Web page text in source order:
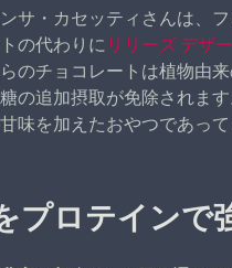
サ・カセッティさんは、
の代わりに リリーズ デザ
のチョコレートは植物由
の追加摂取が免除されま
味を加えたおやつであっ
プロテインで